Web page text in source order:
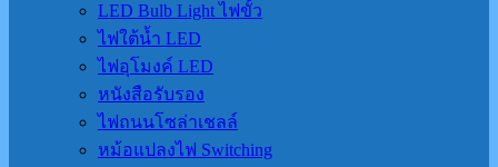
LED Bulb Light ไฟขั้ว
ไฟใต้น้ำ LED
ไฟอุโมงค์ LED
หนังสือรับรอง
ไฟถนนโซล่าเชลล์
หม้อแปลงไฟ Switching